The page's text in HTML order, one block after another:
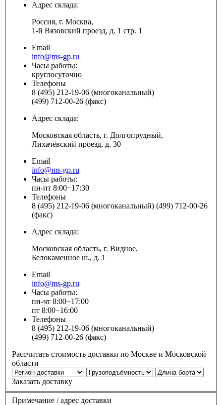
Адрес склада:
Россия, г. Москва,
1-й Вязовский проезд, д. 1 стр. 1
Email
info@ms-gp.ru
Часы работы:
круглосуточно
Телефоны
8 (495) 212-19-06 (многоканальный)
(499) 712-00-26 (факс)
Адрес склада:
Московская область, г. Долгопрудный,
Лихачёвский проезд, д. 30
Email
info@ms-gp.ru
Часы работы:
пн-пт 8:00−17:30
Телефоны
8 (495) 212-19-06 (многоканальный) (499) 712-00-26
(факс)
Адрес склада:
Московская область, г. Видное,
Белокаменное ш., д. 1
Email
info@ms-gp.ru
Часы работы:
пн-чт 8:00−17:00
пт 8:00−16:00
Телефоны
8 (495) 212-19-06 (многоканальный)
(499) 712-00-26 (факс)
Рассчитать стоимость доставки по Москве и Московской
области
Заказать доставку
Примечание / адрес доставки